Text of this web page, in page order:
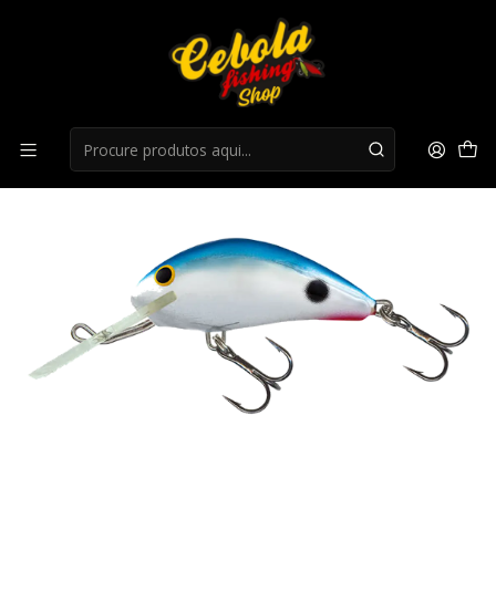
Cranks
Crank Salmo Floating Hornet - Red Tail Shiner